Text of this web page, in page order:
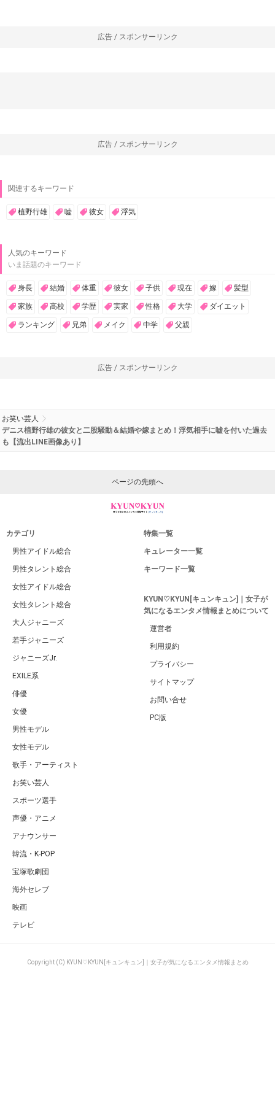
広告 / スポンサーリンク
広告 / スポンサーリンク
関連するキーワード
植野行雄 嘘 彼女 浮気
人気のキーワード
いま話題のキーワード
身長 結婚 体重 彼女 子供 現在 嫁 髪型
家族 高校 学歴 実家 性格 大学 ダイエット
ランキング 兄弟 メイク 中学 父親
広告 / スポンサーリンク
お笑い芸人
デニス植野行雄の彼女と二股騒動＆結婚や嫁まとめ！浮気相手に嘘を付いた過去
も【流出LINE画像あり】
ページの先頭へ
カテゴリ
男性アイドル総合
男性タレント総合
女性アイドル総合
女性タレント総合
大人ジャニーズ
若手ジャニーズ
ジャニーズJr.
EXILE系
俳優
女優
男性モデル
女性モデル
歌手・アーティスト
お笑い芸人
スポーツ選手
声優・アニメ
アナウンサー
韓流・K-POP
宝塚歌劇団
海外セレブ
映画
テレビ
特集一覧
キュレーター一覧
キーワード一覧
KYUN♡KYUN[キュンキュン]｜女子が
気になるエンタメ情報まとめについて
運営者
利用規約
プライバシー
サイトマップ
お問い合せ
PC版
Copyright (C) KYUN♡KYUN[キュンキュン]｜女子が気になるエンタメ情報まとめ